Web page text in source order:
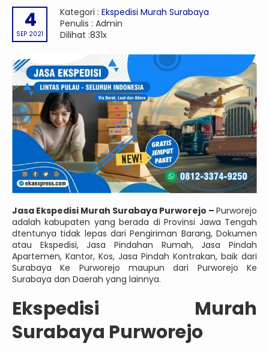
4
SEP 2021
Kategori : Ekspedisi Murah Surabaya
Penulis : Admin
Dilihat :831x
Jasa Ekspedisi Murah Surabaya Purworejo – Purworejo
adalah kabupaten yang berada di Provinsi Jawa Tengah
dtentunya tidak lepas dari Pengiriman Barang, Dokumen
atau Ekspedisi, Jasa Pindahan Rumah, Jasa Pindah
Apartemen, Kantor, Kos, Jasa Pindah Kontrakan, baik dari
Surabaya Ke Purworejo maupun dari Purworejo Ke
Surabaya dan Daerah yang lainnya.
Ekspedisi Murah
Surabaya Purworejo